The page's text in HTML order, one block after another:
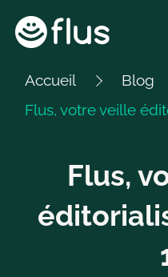
Sauter
au
Accueil
Blog
Flus, votre veille
Flus,